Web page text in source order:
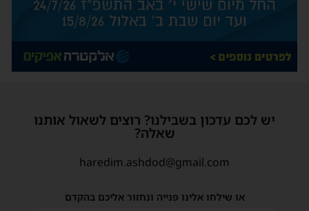
יש לכם עדכון בשבילנו? רוצים לשאול אותנו
שאלה?
haredim.ashdod@gmail.com
או שילחו אלינו פנייה ונחזור אליכם בהקדם